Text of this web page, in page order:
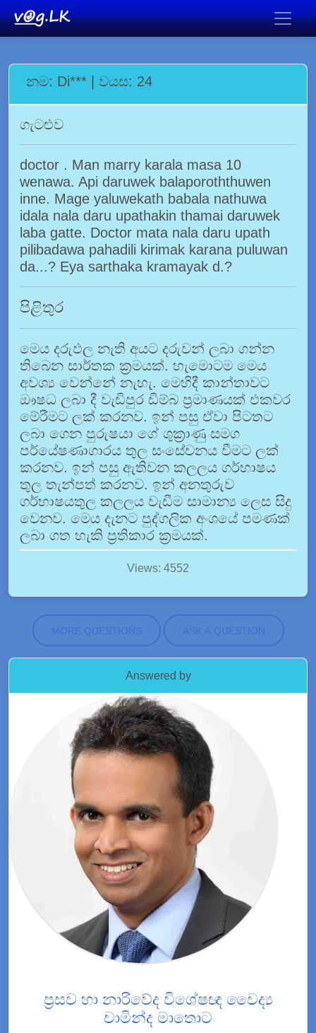
නම: Di*** | වයස: 24
ගැටළුව
doctor . Man marry karala masa 10
wenawa. Api daruwek balaporoththuwen
inne. Mage yaluwekath babala nathuwa
idala nala daru upathakin thamai daruwek
laba gatte. Doctor mata nala daru upath
pilibadawa pahadili kirimak karana puluwan
da...? Eya sarthaka kramayak d.?
පිළිතුර
මෙය දරුඵල නැති අයට දරුවන් ලබා ගන්න
තිබෙන සාර්තක ක්‍රමයක්. හැමොටම මෙය
අවශ්‍ය වෙන්නේ නැහැ. මෙහිදී කාන්තාවට
ඖෂධ ලබා දී වැඩිපුර ඩිම්බ ප්‍රමාණයක් එකවර
මේරීමට ලක් කරනව. ඉන් පසු ඒවා පිටතට
ලබා ගෙන පුරුෂයා ගේ ශුක්‍රාණු සමග
පර්යේෂණාගාරය තුල සංසේචනය වීමට ලක්
කරනව. ඉන් පසු ඇතිවන කලලය ගර්භාෂය
තුල තැන්පත් කරනව. ඉන් අනතුරුව
ගර්භාෂයතුල කලලය වැඩීම සාමාන්‍ය ලෙස සිදු
වෙනව. මෙය දැනට පුද්ගලික අංශයේ පමණක්
ලබා ගත හැකි ප්‍රතිකාර ක්‍රමයක්.
Views: 4552
MORE QUESTIONS ASK A QUESTION
Answered by
ප්‍රසව හා නාරිවේද විශේෂඥ වෛද්‍ය
චාමින්ද මාතොට